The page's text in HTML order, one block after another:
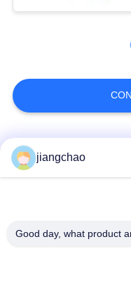
de
De
populaire
jiangchao
Good day, what product